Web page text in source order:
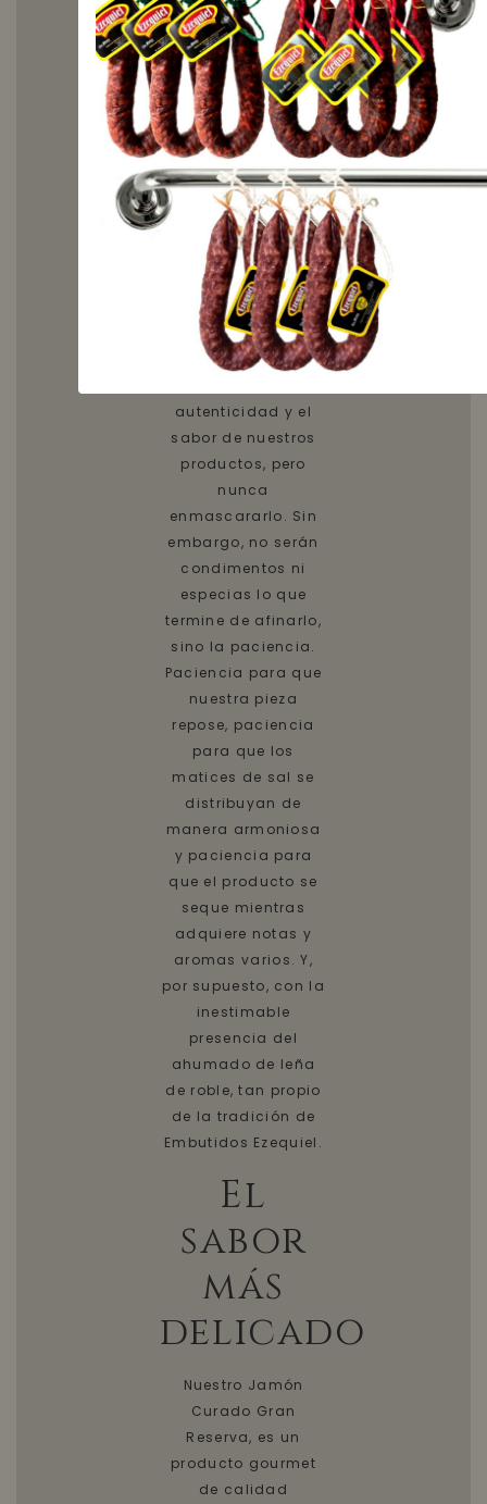
selección de
nuestros cerdos,
procedentes de la
zona de Castilla y
León, eligiendo las
partes más nobles.
Le sigue el proceso
de salazón, llevado
a cabo de manera
específica para
cada una de las
piezas, y realizado
siempre bajo la
misma consigna:
autenticidad y el
sabor de nuestros
productos, pero
nunca
enmascararlo. Sin
embargo, no serán
condimentos ni
especias lo que
termine de afinarlo,
sino la paciencia.
Paciencia para que
nuestra pieza
repose, paciencia
para que los
matices de sal se
distribuyan de
manera armoniosa
y paciencia para
que el producto se
seque mientras
adquiere notas y
aromas varios. Y,
por supuesto, con la
inestimable
presencia del
ahumado de leña
de roble, tan propio
de la tradición de
Embutidos Ezequiel.
El
sabor
más
delicado
Nuestro Jamón
Curado Gran
Reserva, es un
producto gourmet
de calidad